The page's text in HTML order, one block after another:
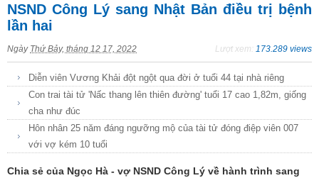
NSND Công Lý sang Nhật Bản điều trị bệnh
lần hai
Ngày Thứ Bảy, tháng 12 17, 2022 Lượt xem: 173.289 views
Diễn viên Vương Khải đột ngột qua đời ở tuổi 44 tại nhà riêng
Con trai tài tử 'Nấc thang lên thiên đường' tuổi 17 cao 1,82m, giống
cha như đúc
Hôn nhân 25 năm đáng ngưỡng mộ của tài tử đóng điệp viên 007
với vợ kém 10 tuổi
Chia sẻ của Ngọc Hà - vợ NSND Công Lý về hành trình sang